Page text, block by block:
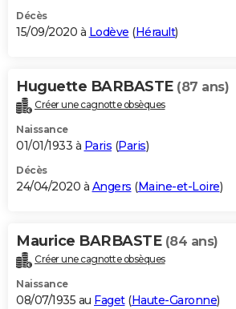
Décès
15/09/2020 à Lodève (Hérault)
Huguette BARBASTE (87 ans)
Créer une cagnotte obsèques
Naissance
01/01/1933 à Paris (Paris)
Décès
24/04/2020 à Angers (Maine-et-Loire)
Maurice BARBASTE (84 ans)
Créer une cagnotte obsèques
Naissance
08/07/1935 au Faget(Haute-Garonne)